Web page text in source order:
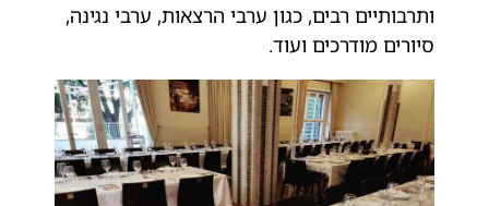
ותרבותיים רבים, כגון ערבי הרצאות, ערבי נגינה,
סיורים מודרכים ועוד.